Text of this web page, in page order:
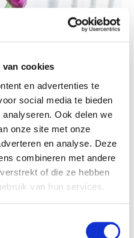
van cookies
en advertenties te
social media te bieden
Ook delen we
onze site met onze
en analyse. Deze
combineren met andere
of die ze hebben
van hun services.